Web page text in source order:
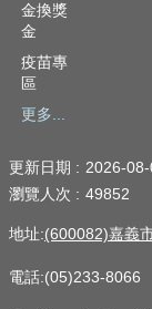
金換獎
金
疫苗專
區
更多...
更新日期
2026-08-
瀏覽人次
49852
地址:(600082)嘉義
電話:(05)233-8066